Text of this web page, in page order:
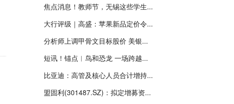
焦点消息！教师节，无锡这些学生...
大行评级｜高盛：苹果新品定价令...
分析师上调甲骨文目标股价 美银...
短讯！锚点︱鸟和恐龙 一场跨越...
比亚迪：高管及核心人员合计增持...
盟固利(301487.SZ)：拟定增募资...